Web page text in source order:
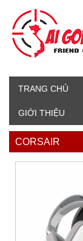
TRANG CHỦ
GIỚI THIỆU
CORSAIR